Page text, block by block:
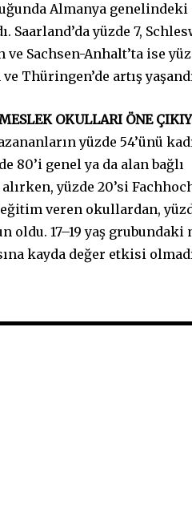
Almanya genelindeki
Saarland’da yüzde 7,
Sachsen-Anhalt’ta ise
Thüringen’de artış
OKULLARI ÖNE
yüzde 54’ünü
80’i genel ya da alan bağlı
yüzde 20’si
veren okullardan,
oldu. 17–19 yaş grubundaki
kayda değer etkisi